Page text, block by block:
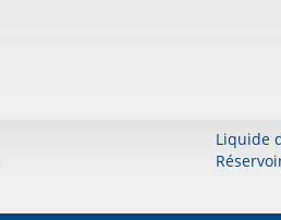
Liquide